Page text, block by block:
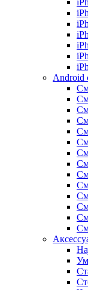
Android